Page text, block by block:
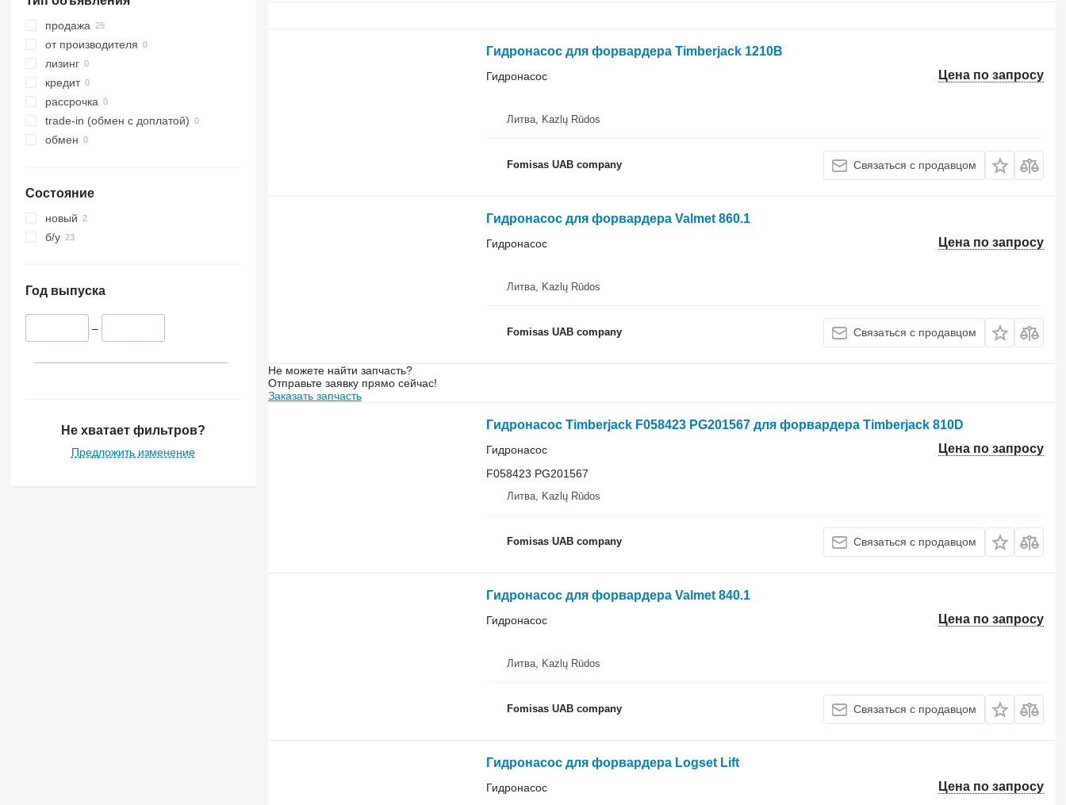
продажа
от производителя
лизинг
кредит
рассрочка
trade-in (обмен с доплатой)
обмен
Состояние
новый
б/у
Год выпуска
–
Не хватает фильтров?
Предложить изменение
Гидронасос для форвардера Timberjack 1210B
Цена по запросу
Гидронасос
Литва, Kazlų Rūdos
Fomisas UAB company Связаться с продавцом
Гидронасос для форвардера Valmet 860.1
Цена по запросу
Гидронасос
Литва, Kazlų Rūdos
Fomisas UAB company Связаться с продавцом
Не можете найти запчасть?
Отправьте заявку прямо сейчас!
Заказать запчасть
Гидронасос Timberjack F058423 PG201567 для форвардера Timberjack 810D
Цена по запросу
Гидронасос
F058423 PG201567
Литва, Kazlų Rūdos
Fomisas UAB company Связаться с продавцом
Гидронасос для форвардера Valmet 840.1
Цена по запросу
Гидронасос
Литва, Kazlų Rūdos
Fomisas UAB company Связаться с продавцом
Гидронасос для форвардера Logset Lift
Цена по запросу
Гидронасос